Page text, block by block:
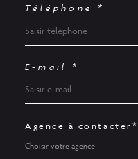
Agence à contacter*
Choisir votre agence
Téléphone *
E-mail *